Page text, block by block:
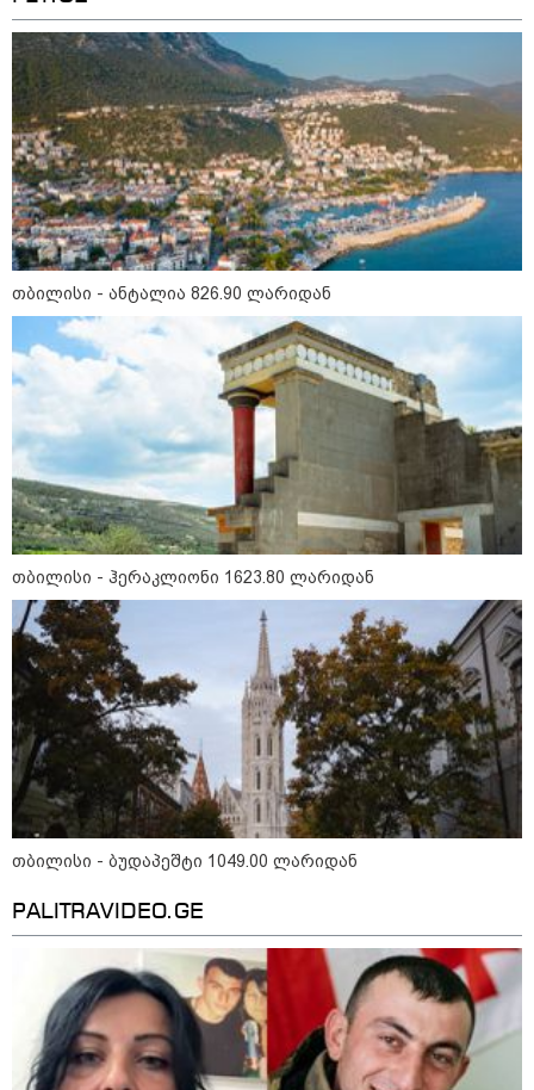
თბილისი - ჰერაკლიონი 1623.80
ლარიდან
თბილისი - ბუდაპეშტი 1049.00
თბილისი - რომი 1316.70 ლარიდან
მნიშვნელოვანი ინფორმაცია
11:13 / 05-08-2026
Hisense წარმოგიდგენთ გზავნილს "ინოვაციები
უკეთესი ცხოვრებისათვის" FIFA-ს 2026 წლის
მსოფლიო ჩემპიონატზე™
თბილისი - ანტალია 826.90 ლარიდან
თბილისი - ჰერაკლიონი 1623.80 ლარიდან
თბილისი - ბუდაპეშტი 1049.00 ლარიდან
PALITRAVIDEO.GE